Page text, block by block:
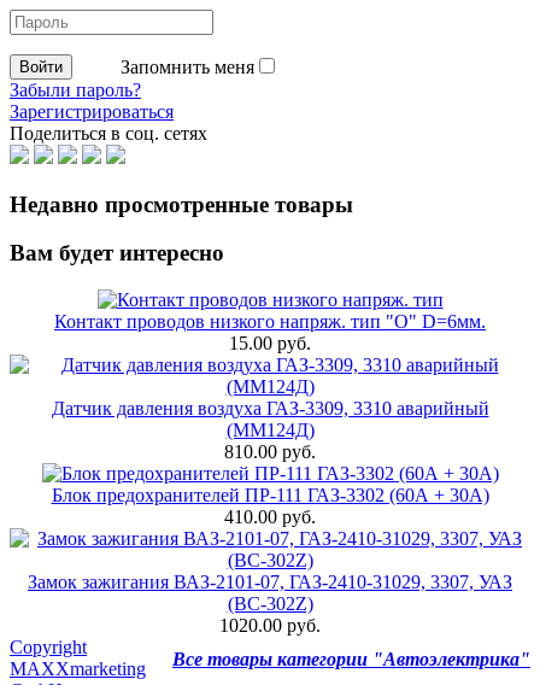
Запомнить меня
Забыли пароль?
Зарегистрироваться
Поделиться в соц. сетях
Недавно просмотренные товары
Вам будет интересно
Контакт проводов низкого напряж. тип "О" D=6мм.
15.00 руб.
Датчик давления воздуха ГАЗ-3309, 3310 аварийный
(ММ124Д)
810.00 руб.
Блок предохранителей ПР-111 ГАЗ-3302 (60А + 30А)
410.00 руб.
Замок зажигания ВАЗ-2101-07, ГАЗ-2410-31029, 3307, УАЗ
(BC-302Z)
1020.00 руб.
Все товары категории "Автоэлектрика"
Copyright
MAXXmarketing